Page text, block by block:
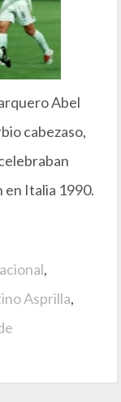
Abel
cabezaso,
en Italia 1990.
,
Asprilla,